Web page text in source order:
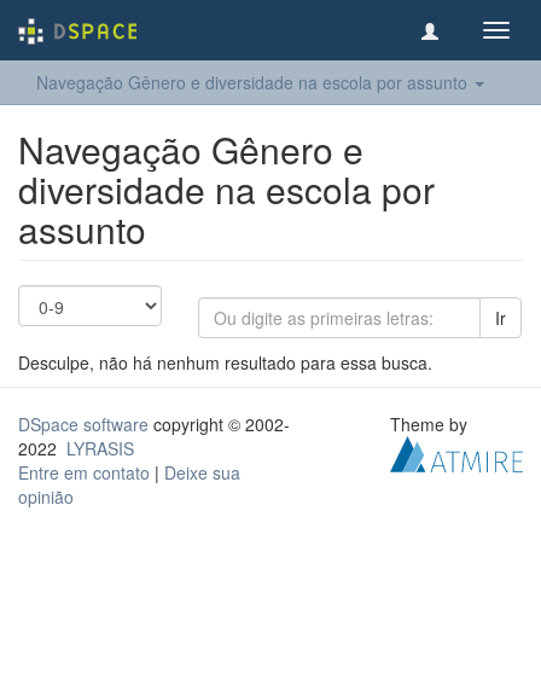
Navegação Gênero e diversidade na escola por assunto
Navegação Gênero e
diversidade na escola por
assunto
Ir
Desculpe, não há nenhum resultado para essa busca.
DSpace software copyright © 2002-
2022 LYRASIS
Entre em contato | Deixe sua
opinião
Theme by